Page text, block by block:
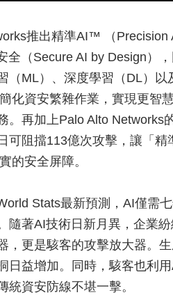
推出精準AI™ （
全（Secure AI by Design）
（ML）、深度學習（DL）
化資安繁雜作業，實現更智
。再加上Palo Alto Networks
可阻擋113億次攻擊，讓「
的安全屏障。
Stats最新預測，AI僅需
隨著AI技術日新月異，企業
，更是駭客的攻擊放大器。
日益增加。同時，駭客也利
統資安防線不堪一擊。